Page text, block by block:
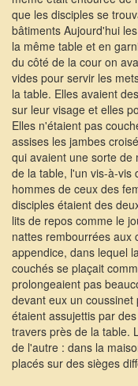
que les disciples se
bâtiments Aujourd'hui
la même table et en
du côté de la cour on
vides pour servir les
la table. Elles avaient
sur leur visage et elles
Elles n'étaient pas
assises les jambes
qui avaient une sorte de
de la table, l'un vis-à-vis
hommes de ceux des
disciples étaient des
lits de repos comme le
nattes rembourrées aux
appendice, dans lequel
couchés se plaçait
prolongeaient pas
devant eux un
étaient assujettis par
travers près de la table.
de l'autre : dans la
placés sur des sièges